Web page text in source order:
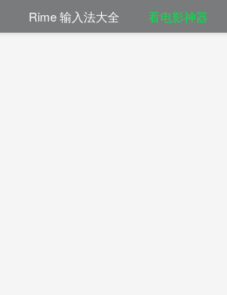
Rime 输入法大全 看电影神器